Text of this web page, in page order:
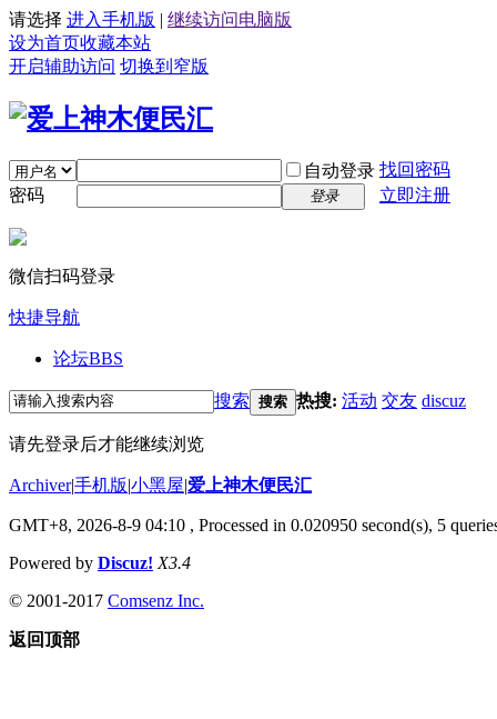
请选择 进入手机版 | 继续访问电脑版
设为首页收藏本站
开启辅助访问 切换到窄版
自动登录 找回密码
密码
登录 立即注册
微信扫码登录
快捷导航
论坛BBS
搜索 搜索 热搜: 活动 交友 discuz
请先登录后才能继续浏览
Archiver|手机版|小黑屋|爱上神木便民汇
GMT+8, 2026-8-9 04:10 , Processed in 0.020950 second(s), 5
Powered by Discuz! X3.4
© 2001-2017 Comsenz Inc.
返回顶部